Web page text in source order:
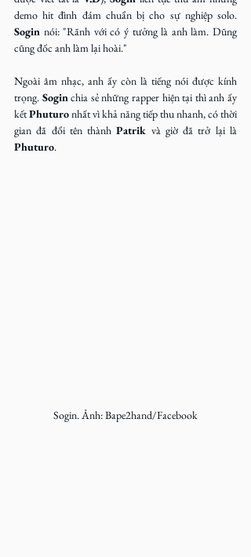
Sogin nói: "Rãnh với có ý tưởng là anh làm. Dũng
cũng đốc anh làm lại hoài."
Ngoài âm nhạc, anh ấy còn là tiếng nói được kính
trọng. Sogin chia sẻ những rapper hiện tại thì anh ấy
kết Phuturo nhất vì khả năng tiếp thu nhanh, có thời
gian đã đổi tên thành Patrik
Phuturo.
Sogin. Ảnh: Bape2hand/Facebook